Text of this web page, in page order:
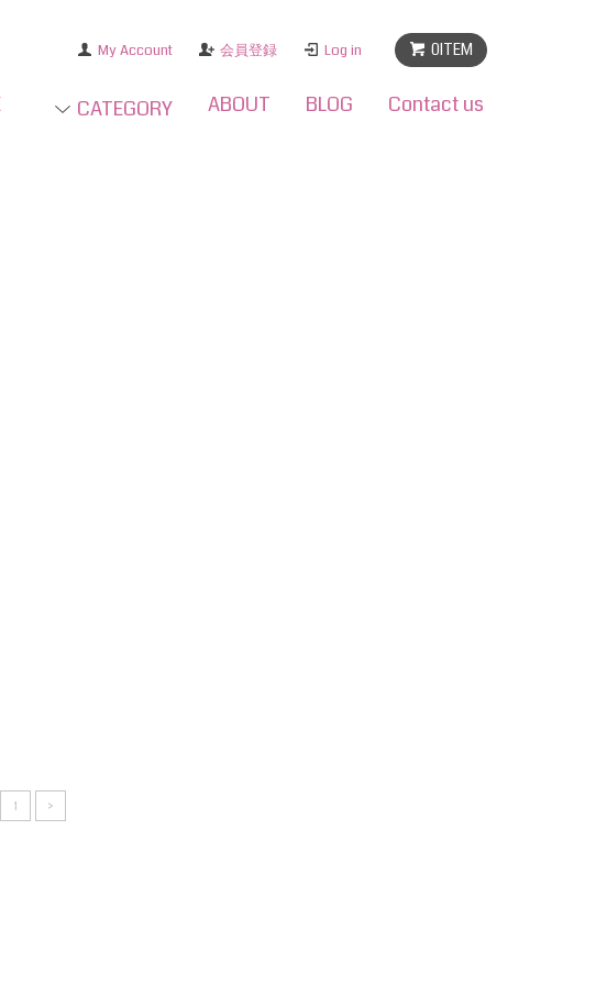
0ITEM
My Account 会員登録 Log in
CATEGORY ABOUT BLOG Contact us
1 >